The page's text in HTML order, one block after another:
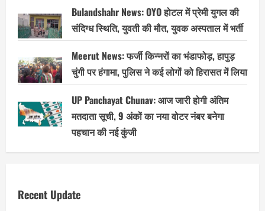
Bulandshahr News: OYO होटल में प्रेमी युगल की
संदिग्ध स्थिति, युवती की मौत, युवक अस्पताल में भर्ती
Meerut News: फर्जी किन्नरों का भंडाफोड़, हापुड़
चुंगी पर हंगामा, पुलिस ने कई लोगों को हिरासत में लिया
UP Panchayat Chunav: आज जारी होगी अंतिम
मतदाता सूची, 9 अंकों का नया वोटर नंबर बनेगा
पहचान की नई कुंजी
Recent Update